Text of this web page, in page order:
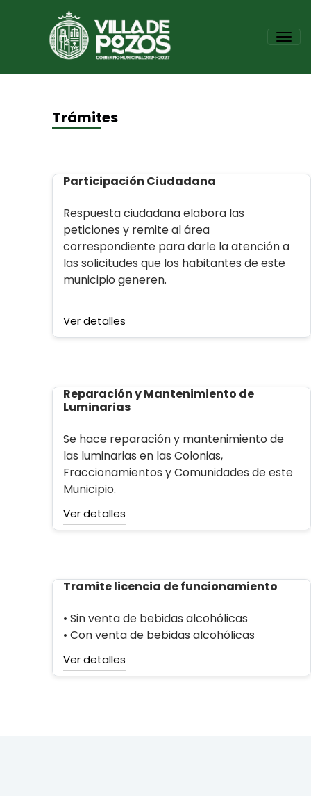
contenido
Trámites
Participación Ciudadana
Respuesta ciudadana elabora las
peticiones y remite al área
correspondiente para darle la atención a
las solicitudes que los habitantes de este
municipio generen.
Ver detalles
Reparación y Mantenimiento de
Luminarias
Se hace reparación y mantenimiento de
las luminarias en las Colonias,
Fraccionamientos y Comunidades de este
Municipio.
Ver detalles
Tramite licencia de funcionamiento
• Sin venta de bebidas alcohólicas
• Con venta de bebidas alcohólicas
Ver detalles